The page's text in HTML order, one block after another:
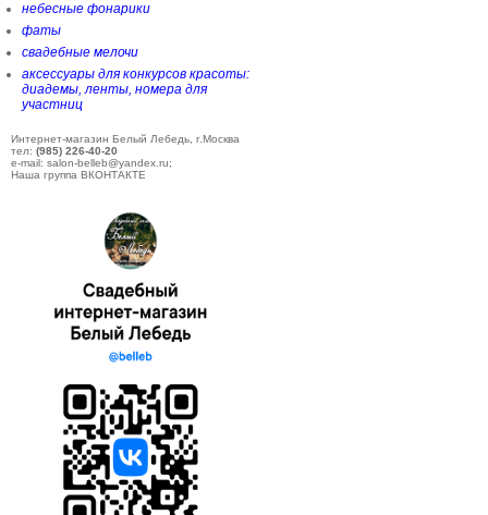
небесные фонарики
фаты
свадебные мелочи
аксессуары для конкурсов красоты:
диадемы, ленты, номера для
участниц
Интернет-магазин Белый Лебедь, г.Москва
тел: (985) 226-40-20
e-mail: salon-belleb@yandex.ru;
Наша группа ВКОНТАКТЕ